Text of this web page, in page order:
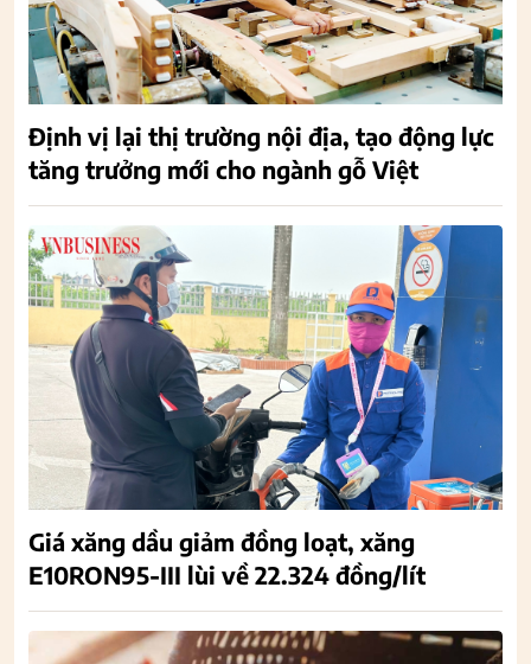
Định vị lại thị trường nội địa, tạo động lực
tăng trưởng mới cho ngành gỗ Việt
Giá xăng dầu giảm đồng loạt, xăng
E10RON95-III lùi về 22.324 đồng/lít